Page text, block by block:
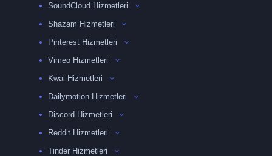
SoundCloud Hizmetleri
Shazam Hizmetleri
Pinterest Hizmetleri
Vimeo Hizmetleri
Kwai Hizmetleri
Dailymotion Hizmetleri
Discord Hizmetleri
Reddit Hizmetleri
Tinder Hizmetleri